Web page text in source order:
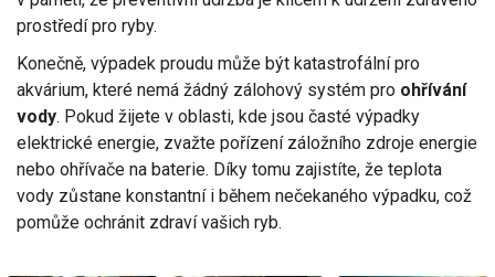
prostředí pro ryby.
Konečně, výpadek proudu může být katastrofální pro
akvárium, které nemá žádný zálohový systém pro ohřívání
vody. Pokud žijete v oblasti, kde jsou časté výpadky
elektrické energie, zvažte pořízení záložního zdroje energie
nebo ohřívače na baterie. Díky tomu zajistíte, že teplota
vody zůstane konstantní i během nečekaného výpadku, což
pomůže ochránit zdraví vašich ryb.